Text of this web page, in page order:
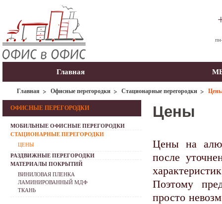
Главная
Главная Офисные перегородки Стационарные перегородки
Цены
Цены на
после
Поэтому
просто
ОФИСНЫЕ ПЕРЕГОРОДКИ
МОБИЛЬНЫЕ ОФИСНЫЕ ПЕРЕГОРОДКИ
СТАЦИОНАРНЫЕ ПЕРЕГОРОДКИ
ЦЕНЫ
РАЗДВИЖНЫЕ ПЕРЕГОРОДКИ
МАТЕРИАЛЫ ПОКРЫТИЙ
ВИНИЛОВАЯ ПЛЕНКА
ЛАМИНИРОВАННЫЙ МДФ
ТКАНЬ